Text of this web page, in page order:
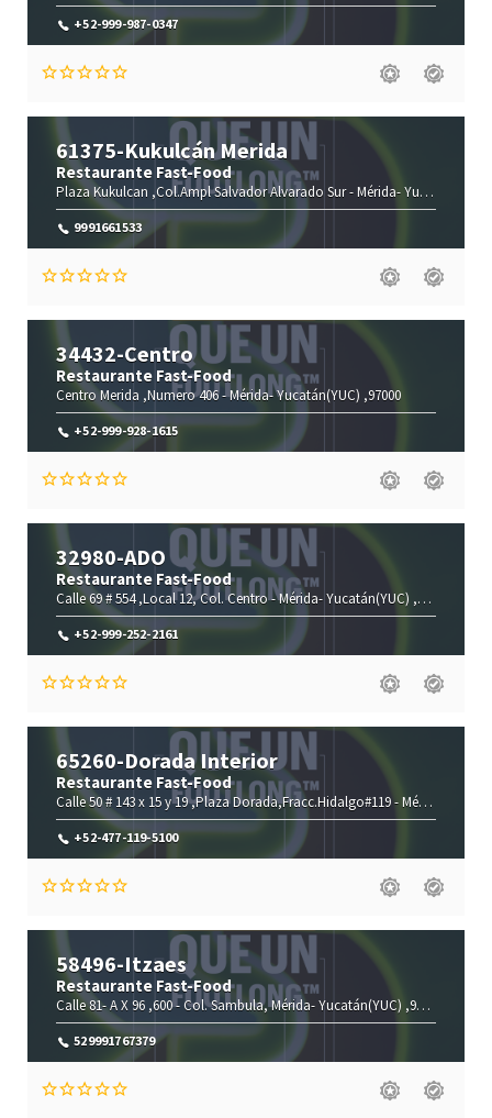
+52-999-987-0347
61375-Kukulcán Merida
Restaurante Fast-Food
Plaza Kukulcan ,Col.Ampl Salvador Alvarado Sur -Mérida-Yucatán(YUC)
9991661533
34432-Centro
Restaurante Fast-Food
Centro Merida ,Numero 406 -Mérida-Yucatán(YUC) ,97000
+52-999-928-1615
32980-ADO
Restaurante Fast-Food
Calle 69 # 554 ,Local 12, Col. Centro -Mérida-Yucatán(YUC) ,97000
+52-999-252-2161
65260-Dorada Interior
Restaurante Fast-Food
Calle 50 # 143 x 15 y 19 ,Plaza Dorada,Fracc.Hidalgo#119 -Mérida-
+52-477-119-5100
58496-Itzaes
Restaurante Fast-Food
Calle 81- A X 96 ,600 -Col. Sambula, Mérida-Yucatán(YUC) ,97259
529991767379